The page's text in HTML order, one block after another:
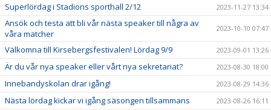
Superlördag i Stadions sporthall 2/12 2023-11-27 13:34
Ansök och testa att bli vår nästa speaker till några av
våra matcher
2023-10-10 07:47
Välkomna till Kirsebergsfestivalen! Lördag 9/9 2023-09-01 13:26
Är du vår nya speaker eller vårt nya sekretariat? 2023-08-30 18:00
Innebandyskolan drar igång! 2023-08-29 14:36
Nästa lördag kickar vi igång säsongen tillsammans 2023-08-26 16:11